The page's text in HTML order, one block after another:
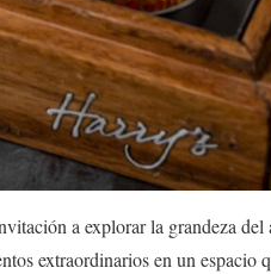
a explorar la grandeza
extraordinarios en un espacio